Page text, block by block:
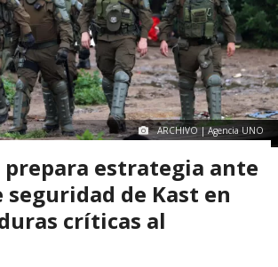
ARCHIVO | Agencia UNO
prepara estrategia ante
seguridad de Kast en
críticas al